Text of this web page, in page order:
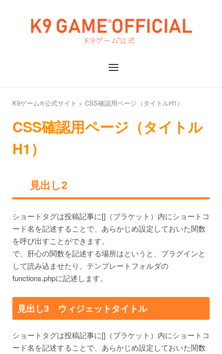
Home
Menu
K9ゲーム®公式サイト > CSS確認用ページ（タイトルH1）
CSS確認用ページ（タイトル
H1）
見出し2
ショートタグは投稿記事に[]（ブラケット）内にショートコ
ード名を記述することで、あらかじめ設定しておいた関数
を呼び出すことができます。
で、肝心の関数を記述する場所はというと、プラグインと
して読み込ませたり、テンプレートフォルダの
functions.phpに記述します。
見出し3 ウィジェットタイトル
ショートタグは投稿記事に[]（ブラケット）内にショートコ
ード名を記述することで、あらかじめ設定しておいた関数